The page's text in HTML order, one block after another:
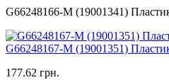
G66248166-M (19001341)
G66248167-M (19001351)
177.62 грн.